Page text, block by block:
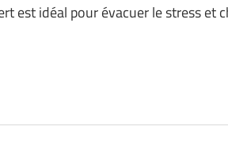
est idéal pour évacuer le stress et